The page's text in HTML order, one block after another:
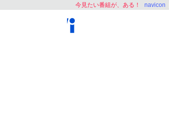
今見たい番組が、ある！ navicon